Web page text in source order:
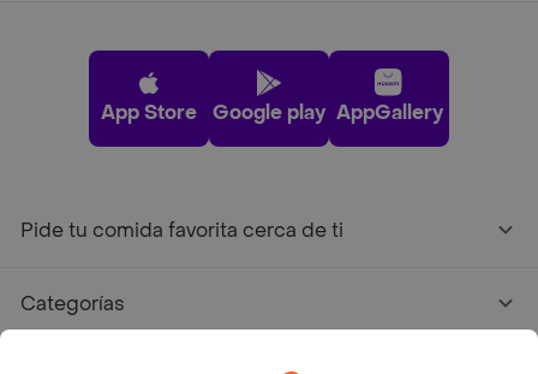
App Store Google play AppGallery
Pide tu comida favorita cerca de ti
Categorías